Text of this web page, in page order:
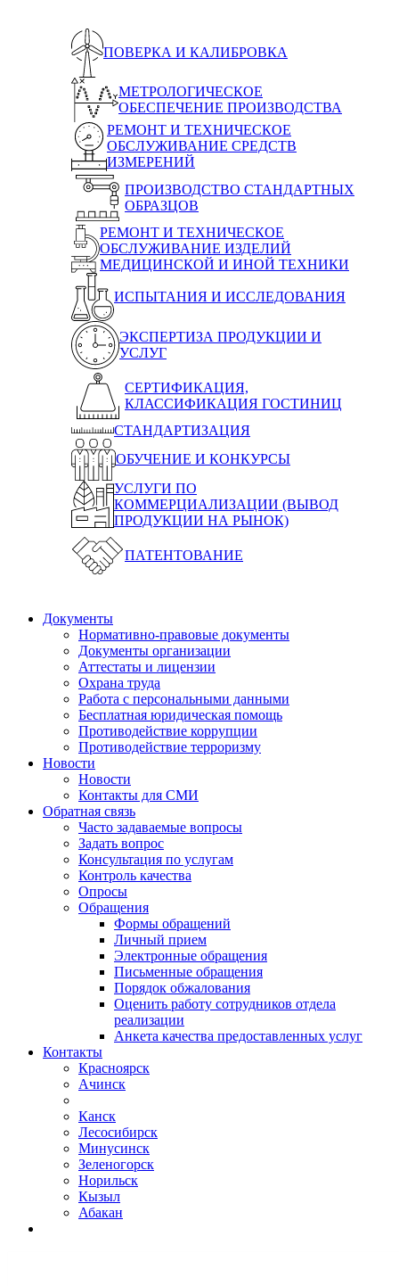
ПОВЕРКА И КАЛИБРОВКА
МЕТРОЛОГИЧЕСКОЕ
ОБЕСПЕЧЕНИЕ ПРОИЗВОДСТВА
РЕМОНТ И ТЕХНИЧЕСКОЕ
ОБСЛУЖИВАНИЕ СРЕДСТВ
ИЗМЕРЕНИЙ
ПРОИЗВОДСТВО СТАНДАРТНЫХ
ОБРАЗЦОВ
РЕМОНТ И ТЕХНИЧЕСКОЕ
ОБСЛУЖИВАНИЕ ИЗДЕЛИЙ
МЕДИЦИНСКОЙ И ИНОЙ ТЕХНИКИ
ИСПЫТАНИЯ И ИССЛЕДОВАНИЯ
ЭКСПЕРТИЗА ПРОДУКЦИИ И
УСЛУГ
СЕРТИФИКАЦИЯ,
КЛАССИФИКАЦИЯ ГОСТИНИЦ
СТАНДАРТИЗАЦИЯ
ОБУЧЕНИЕ И КОНКУРСЫ
УСЛУГИ ПО
КОММЕРЦИАЛИЗАЦИИ (ВЫВОД
ПРОДУКЦИИ НА РЫНОК)
ПАТЕНТОВАНИЕ
Документы
Нормативно-правовые документы
Документы организации
Аттестаты и лицензии
Охрана труда
Работа с персональными данными
Бесплатная юридическая помощь
Противодействие коррупции
Противодействие терроризму
Новости
Новости
Контакты для СМИ
Обратная связь
Часто задаваемые вопросы
Задать вопрос
Консультация по услугам
Контроль качества
Опросы
Обращения
Формы обращений
Личный прием
Электронные обращения
Письменные обращения
Порядок обжалования
Оценить работу сотрудников отдела
реализации
Анкета качества предоставленных услуг
Контакты
Красноярск
Ачинск
Канск
Лесосибирск
Минусинск
Зеленогорск
Норильск
Кызыл
Абакан